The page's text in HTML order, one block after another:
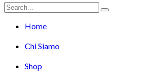
Home
Chi Siamo
Shop